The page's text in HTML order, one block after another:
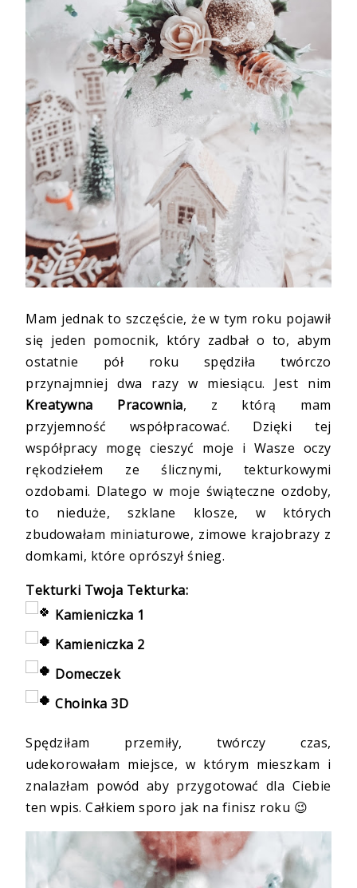
Mam jednak to szczęście, że w tym roku pojawił
się jeden pomocnik, który zadbał o to, abym
ostatnie pół roku spędziła twórczo
przynajmniej dwa razy w miesiącu. Jest nim
Kreatywna Pracownia, z którą mam
przyjemność współpracować. Dzięki tej
współpracy mogę cieszyć moje i Wasze oczy
rękodziełem ze ślicznymi, tekturkowymi
ozdobami. Dlatego w moje świąteczne ozdoby,
to nieduże, szklane klosze, w których
zbudowałam miniaturowe, zimowe krajobrazy z
domkami, które oprószył śnieg.
Tekturki Twoja Tekturka:
Kamieniczka 1
Kamieniczka 2
Domeczek
Choinka 3D
Spędziłam przemiły, twórczy czas,
udekorowałam miejsce, w którym mieszkam i
znalazłam powód aby przygotować dla Ciebie
ten wpis. Całkiem sporo jak na finisz roku 😉